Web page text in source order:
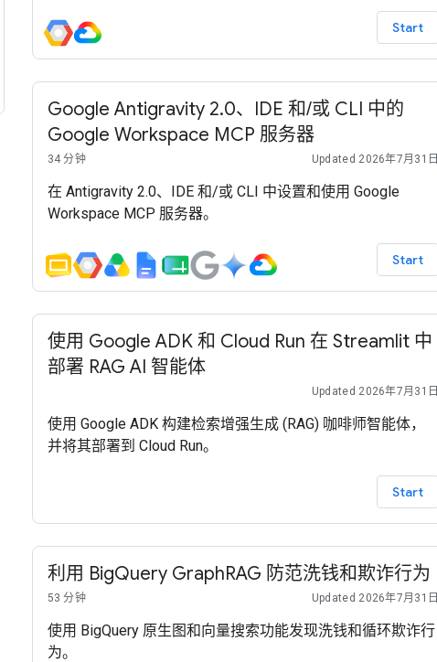
Start
Google Antigravity 2.0、IDE 和/或 CLI 中的
Google Workspace MCP 服务器
34 分钟 Updated 2026年7月31日
在 Antigravity 2.0、IDE 和/或 CLI 中设置和使用 Google
Workspace MCP 服务器。
Start
使用 Google ADK 和 Cloud Run 在 Streamlit 中
部署 RAG AI 智能体
Updated 2026年7月31日
使用 Google ADK 构建检索增强生成 (RAG) 咖啡师智能体，
并将其部署到 Cloud Run。
Start
利用 BigQuery GraphRAG 防范洗钱和欺诈行为
53 分钟 Updated 2026年7月31日
使用 BigQuery 原生图和向量搜索功能发现洗钱和循环欺诈行
为。